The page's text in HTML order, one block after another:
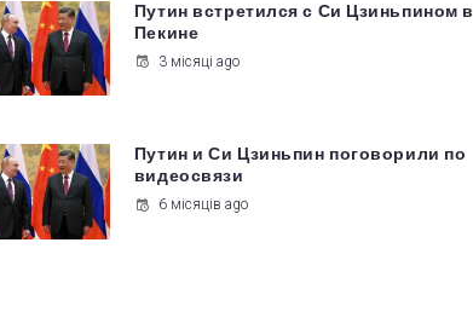
Путин встретился с Си Цзиньпином в
Пекине
3 місяці ago
Путин и Си Цзиньпин поговорили по
видеосвязи
6 місяців ago